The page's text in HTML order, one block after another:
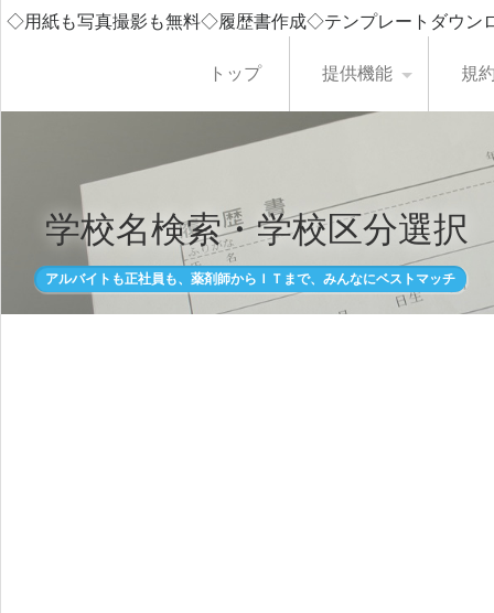
◇用紙も写真撮影も無料◇履歴書作成◇テンプレートダウ
トップ 提供機能 規
学校名検索・学校区分選択
アルバイトも正社員も、薬剤師からＩＴまで、みんなにベストマッチ